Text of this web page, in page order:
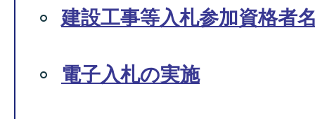
建設工事等入札参加資格者
電子入札の実施